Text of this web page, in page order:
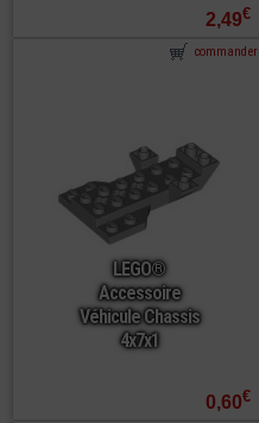
2,49€
LEGO®
Accessoire
Véhicule Chassis
4x7x1
0,60€
commander